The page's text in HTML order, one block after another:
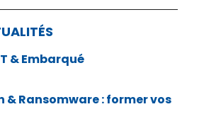
& Embarqué
& Ransomware : former vos